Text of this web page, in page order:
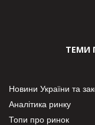
ТЕМИ
Новини України та
Аналітика ринку
Топи про ринок